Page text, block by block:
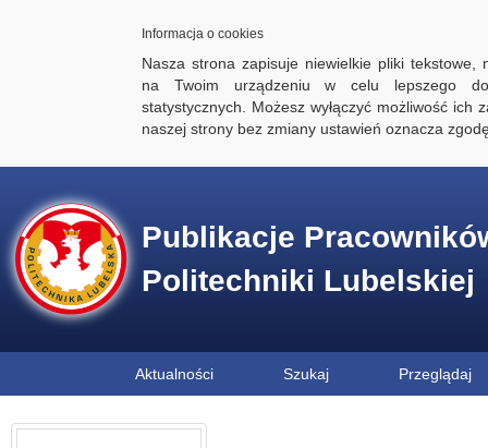
Informacja o cookies
Nasza strona zapisuje niewielkie pliki tekstowe,
na Twoim urządzeniu w celu lepszego
statystycznych. Możesz wyłączyć możliwość ich
naszej strony bez zmiany ustawień oznacza
Publikacje
Politechniki Lubelskiej
Aktualności Szukaj Przeglądaj